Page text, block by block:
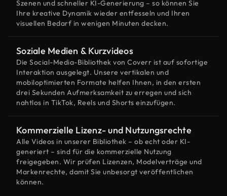
Szenen und schneller KI-Generierung – so können Sie
Ihre kreative Dynamik wieder entfesseln und Ihren
visuellen Bedarf in wenigen Minuten decken.
Soziale Medien & Kurzvideos
Die Social-Media-Bibliothek von Coverr ist auf sofortige
Interaktion ausgelegt. Unsere vertikalen und
mobiloptimierten Formate helfen Ihnen, in den ersten
drei Sekunden Aufmerksamkeit zu erregen und sich
nahtlos in TikTok, Reels und Shorts einzufügen.
Kommerzielle Lizenz- und Nutzungsrechte
Alle Videos in unserer Bibliothek – ob echt oder KI-
generiert – sind für die kommerzielle Nutzung
freigegeben. Wir prüfen Lizenzen, Modelverträge und
Markenrechte, damit Sie unbesorgt veröffentlichen
können.